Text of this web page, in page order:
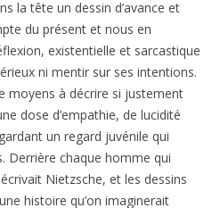
la tête un dessin d’avance et
du présent et nous en
existentielle et sarcastique
ni mentir sur ses intentions.
moyens à décrire si justement
dose d’empathie, de lucidité
un regard juvénile qui
Derrière chaque homme qui
Nietzsche, et les dessins
histoire qu’on imaginerait